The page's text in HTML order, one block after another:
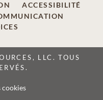
ACCESSIBILITÉ
LLC. TOUS
cookies